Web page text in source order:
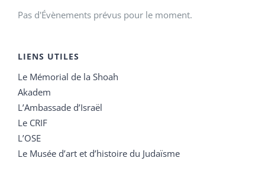
Pas d'Évènements prévus pour le moment.
LIENS UTILES
Le Mémorial de la Shoah
Akadem
L’Ambassade d’Israël
Le CRIF
L’OSE
Le Musée d’art et d’histoire du Judaïsme